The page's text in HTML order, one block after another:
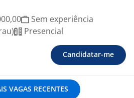
Sem experiência
Presencial
Candidatar-me
VAGAS RECENTES